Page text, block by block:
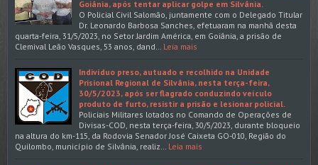
Goiânia, após tentar aplicar golpe em Silvânia.
O Policial Civil Salomão, juntamente com o Delegado Titular
Dr. Leonardo Barbosa Sanches, efetuaram na manhã desta
quarta-feira, 31/5/2023, no Setor Jardim América, em Goiânia, a prisão de
Clemival Leão Vasques, 53 anos, dand…
Leia mais
Indivíduo preso, autuado e recolhido na Unidade
Prisional Regional de Silvânia, nesta terça-feira,
30/5/2023, após ser flagrado conduzindo veículo
produto de furto, resistir a prisão e lesionar policial.
Policiais Militares lotados no Comando de Operações de
Divisas-COD, nesta terça-feira, 30/5/2023, durante bloqueio
na altura do km-115, da Rodovia Senador José Caixeta GO-010, Região do
Quilombo, município de Silvânia, realiz…
Leia mais